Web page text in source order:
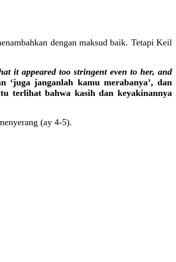
dengan maksud baik. Tetapi Keil
it appeared too stringent even to her, and
‘juga janganlah kamu merabanya’, dan
terlihat bahwa kasih dan keyakinannya
(ay 4-5).